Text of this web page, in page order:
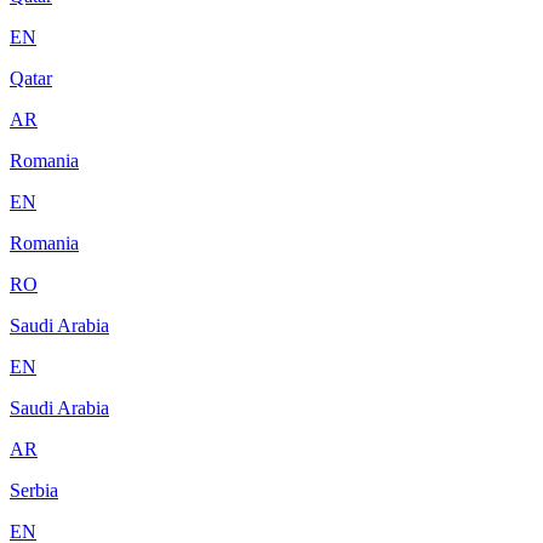
EN
Qatar
AR
Romania
EN
Romania
RO
Saudi Arabia
EN
Saudi Arabia
AR
Serbia
EN